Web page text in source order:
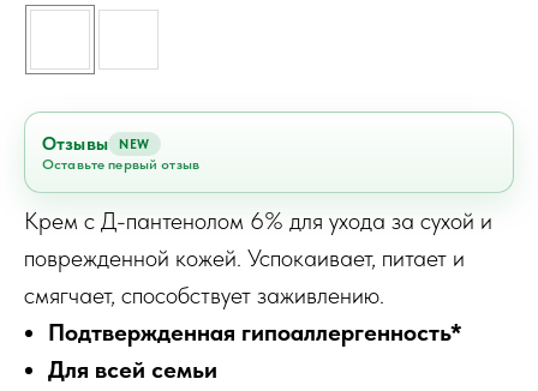
Отзывы NEW
Оставьте первый отзыв
Крем с Д-пантенолом 6% для ухода за сухой и
поврежденной кожей. Успокаивает, питает и
смягчает, способствует заживлению.
Подтвержденная гипоаллергенность*
Для всей семьи